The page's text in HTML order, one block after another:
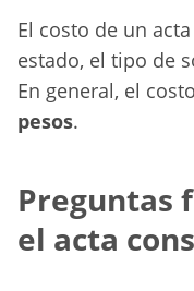
El costo de un
estado, el tipo de
En general, el
pesos.
Preguntas
el acta